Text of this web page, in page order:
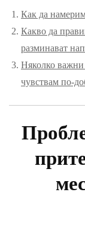
Как да
Какво да
разминават
Няколко
чувствам по-